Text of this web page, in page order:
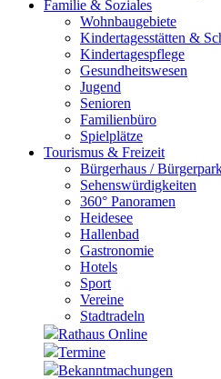
Familie & Soziales
Wohnbaugebiete
Kindertagesstätten &
Kindertagespflege
Gesundheitswesen
Jugend
Senioren
Familienbüro
Spielplätze
Tourismus & Freizeit
Bürgerhaus /
Sehenswürdigkeiten
360° Panoramen
Heidesee
Hallenbad
Gastronomie
Hotels
Sport
Vereine
Stadtradeln
Rathaus Online
Termine
Bekanntmachungen